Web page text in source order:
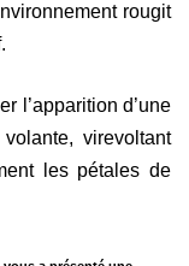
rougit
l’apparition d’une
virevoltant
les pétales de